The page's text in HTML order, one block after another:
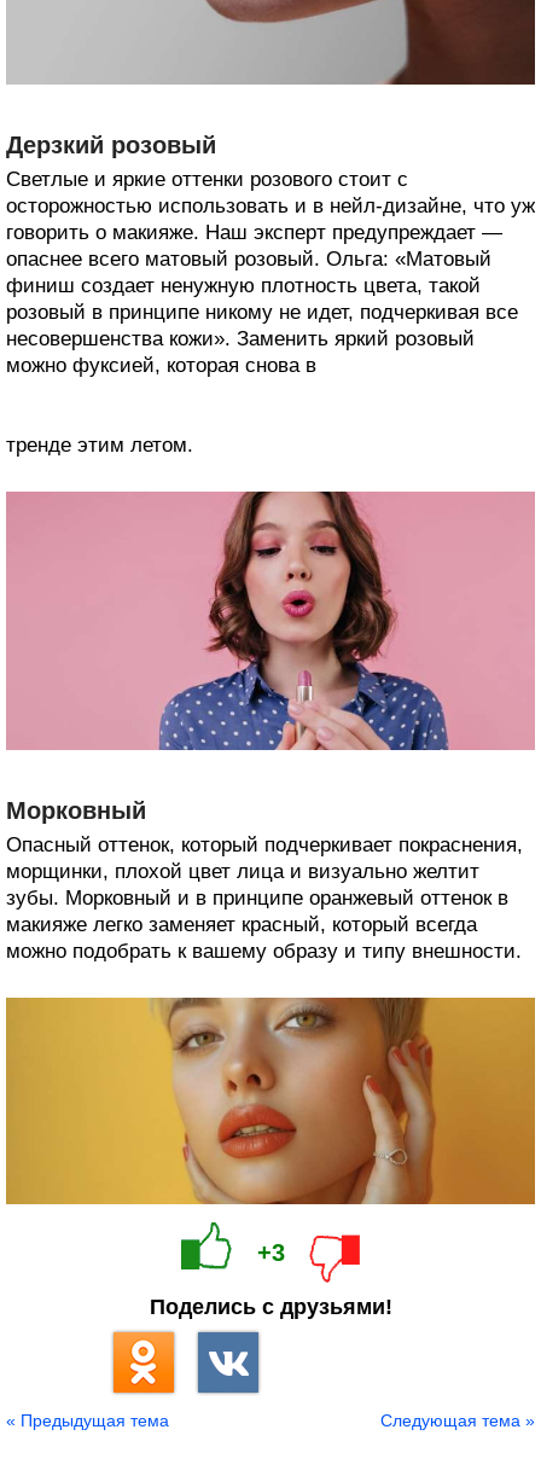
Дерзкий розовый
Светлые и яркие оттенки розового стоит с
осторожностью использовать и в нейл-дизайне, что уж
говорить о макияже. Наш эксперт предупреждает —
опаснее всего матовый розовый. Ольга: «Матовый
финиш создает ненужную плотность цвета, такой
розовый в принципе никому не идет, подчеркивая все
несовершенства кожи». Заменить яркий розовый
можно фуксией, которая снова в
тренде этим летом.
Морковный
Опасный оттенок, который подчеркивает покраснения,
морщинки, плохой цвет лица и визуально желтит
зубы. Морковный и в принципе оранжевый оттенок в
макияже легко заменяет красный, который всегда
можно подобрать к вашему образу и типу внешности.
+3
Поделись с друзьями!
« Предыдущая тема Следующая тема »